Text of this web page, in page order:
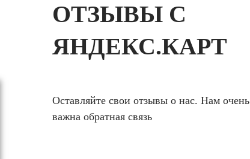
ОТЗЫВЫ С
ЯНДЕКС.КАРТ
Оставляйте свои отзывы о нас. Нам очень
важна обратная связь